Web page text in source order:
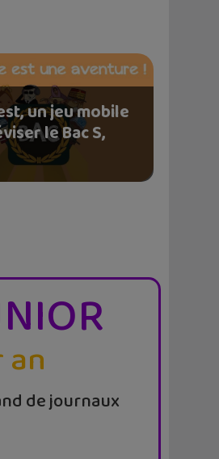
un jeu mobile
le Bac S,
de journaux